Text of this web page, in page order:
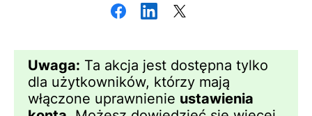
Uwaga: Ta akcja jest dostępna tylko
dla użytkowników, którzy mają
włączone uprawnienie ustawienia